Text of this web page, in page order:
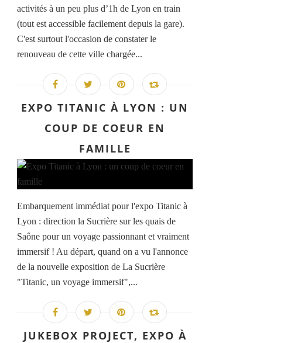
activités à un peu plus d’1h de Lyon en train
(tout est accessible facilement depuis la gare).
C'est surtout l'occasion de constater le
renouveau de cette ville chargée...
EXPO TITANIC À LYON : UN
COUP DE COEUR EN
FAMILLE
Embarquement immédiat pour l'expo Titanic à
Lyon : direction la Sucrière sur les quais de
Saône pour un voyage passionnant et vraiment
immersif ! Au départ, quand on a vu l'annonce
de la nouvelle exposition de La Sucrière
"Titanic, un voyage immersif",...
JUKEBOX PROJECT, EXPO À